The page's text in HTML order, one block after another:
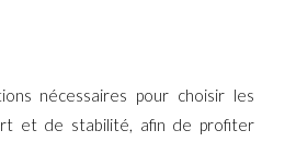
nécessaires pour choisir les
et de stabilité, afin de profiter